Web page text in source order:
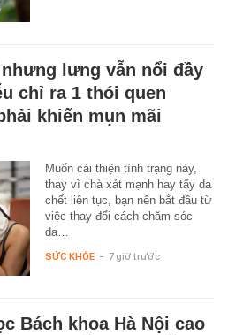
lưng vẫn nổi đầy
chỉ ra 1 thói quen
khiến mụn mãi
Muốn cải thiện tình trạng này,
thay vì chà xát mạnh hay tẩy da
chết liên tục, bạn nên bắt đầu từ
việc thay đổi cách chăm sóc
da…
SỨC KHỎE - 7 giờ trước
Bách khoa Hà Nội cao